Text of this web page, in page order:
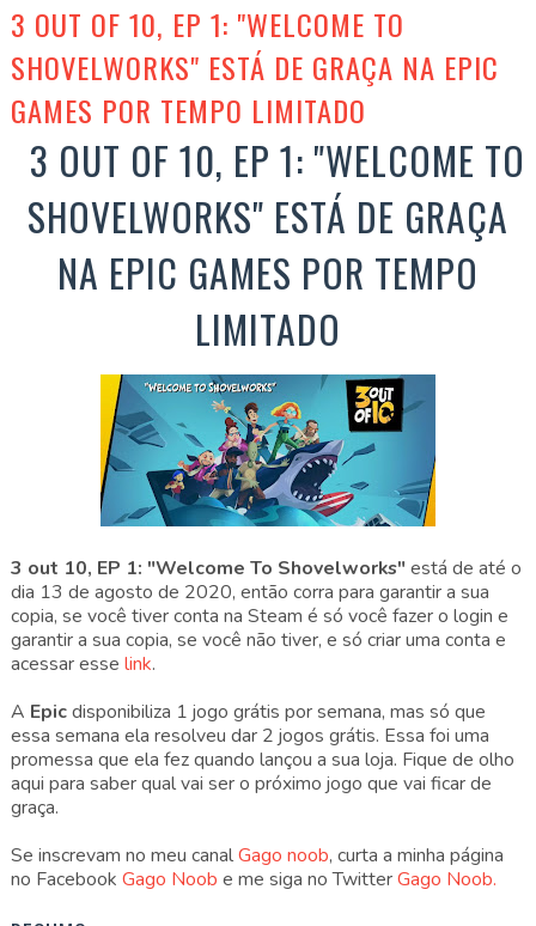
3 OUT OF 10, EP 1: "WELCOME TO
SHOVELWORKS" ESTÁ DE GRAÇA NA EPIC
GAMES POR TEMPO LIMITADO
3 OUT OF 10, EP 1: "WELCOME TO
SHOVELWORKS" ESTÁ DE GRAÇA
NA EPIC GAMES POR TEMPO
LIMITADO
3 out 10, EP 1: "Welcome To Shovelworks"está de até o
dia 13 de agosto de 2020, então corra para garantir a sua
copia, se você tiver conta na Steam é só você fazer o login e
garantir a sua copia, se você não tiver, e só criar uma conta e
acessar esse link.
A Epicdisponibiliza 1 jogo grátis por semana, mas só que
essa semana ela resolveu dar 2 jogos grátis. Essa foi uma
promessa que ela fez quando lançou a sua loja. Fique de olho
aqui para saber qual vai ser o próximo jogo que vai ficar de
graça.
Se inscrevam no meu canalGago noob, curta a minha página
no Facebook Gago Noob e me siga no TwitterGago Noob.